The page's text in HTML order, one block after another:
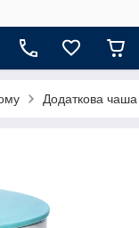
Додаткова